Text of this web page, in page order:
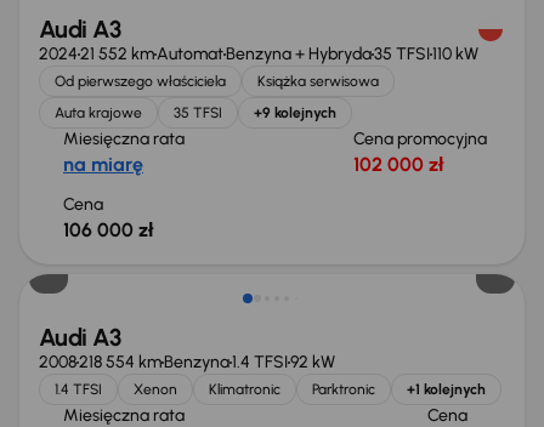
Audi A3
202421 552 kmAutomatBenzyna + Hybryda35 TFSI110 kW
Od pierwszego właściciela
Książka serwisowa
Auta krajowe
35 TFSI +9 kolejnych
Miesięczna rata
na miarę
Cena promocyjna
102 000 zł
Cena
106 000 zł
Audi A3
2008218 554 kmBenzyna1.4 TFSI92 kW
1.4 TFSI Xenon Klimatronic Parktronic +1 kolejnych
Miesięczna rata Cena